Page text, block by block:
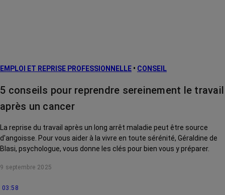
EMPLOI ET REPRISE PROFESSIONNELLE • CONSEIL
5 conseils pour reprendre sereinement le travail
après un cancer
La reprise du travail après un long arrêt maladie peut être source
d'angoisse. Pour vous aider à la vivre en toute sérénité, Géraldine de
Blasi, psychologue, vous donne les clés pour bien vous y préparer.
9 septembre 2025
03:58